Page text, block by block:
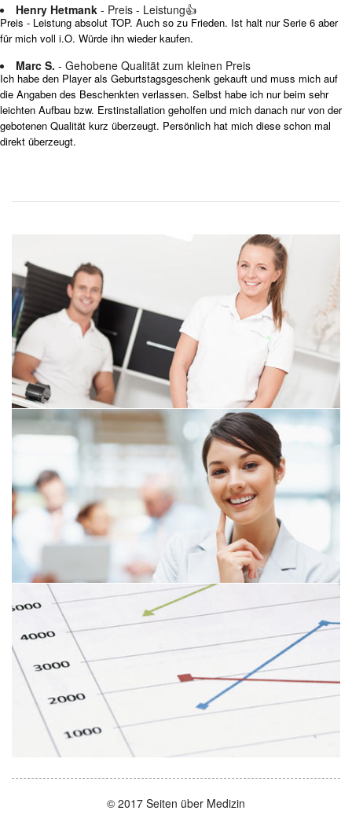
Henry Hetmank - Preis - Leistung👍
Preis - Leistung absolut TOP. Auch so zu Frieden. Ist halt nur Serie 6 aber
für mich voll i.O. Würde ihn wieder kaufen.
Marc S. - Gehobene Qualität zum kleinen Preis
Ich habe den Player als Geburtstagsgeschenk gekauft und muss mich auf
die Angaben des Beschenkten verlassen. Selbst habe ich nur beim sehr
leichten Aufbau bzw. Erstinstallation geholfen und mich danach nur von der
gebotenen Qualität kurz überzeugt. Persönlich hat mich diese schon mal
direkt überzeugt.
© 2017 Seiten über Medizin